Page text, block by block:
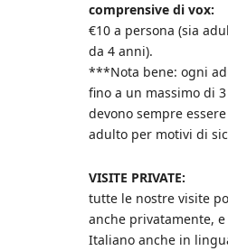
comprensive di vox:
€10 a persona (sia
da 4 anni).
***Nota bene: ogni
fino a un massimo di
devono sempre
adulto per motivi di
VISITE PRIVATE:
tutte le nostre visite
anche privatamente,
Italiano anche in